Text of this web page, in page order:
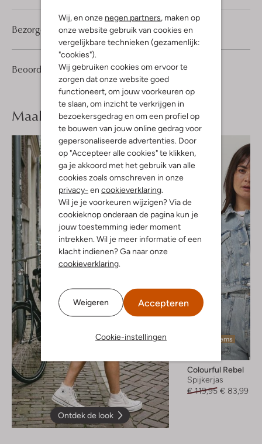
Wij, en onze negen partners , maken op
onze website gebruik van cookies en
vergelijkbare technieken (gezamenlijk:
"cookies").
Wij gebruiken cookies om ervoor te
zorgen dat onze website goed
functioneert, om jouw voorkeuren op
te slaan, om inzicht te verkrijgen in
bezoekersgedrag en om een profiel op
te bouwen van jouw online gedrag voor
gepersonaliseerde advertenties. Door
op "Accepteer alle cookies" te klikken,
ga je akkoord met het gebruik van alle
cookies zoals omschreven in onze
privacy- en cookieverklaring
Wil je je voorkeuren wijzigen? Via de
cookieknop onderaan de pagina kun je
jouw toestemming ieder moment
intrekken. Wil je meer informatie of een
klacht indienen? Ga naar onze
cookieverklaring
Weigeren Accepteren
Cookie-instellingen
Beoordelingen (1) 5/5
1
5
Sterren
Bezorgen & retourneren
Maak jelook compleet
Ontdek de look
Laatste items
Colourful Rebel
Spijkerjas
€ 119,95 € 83,99